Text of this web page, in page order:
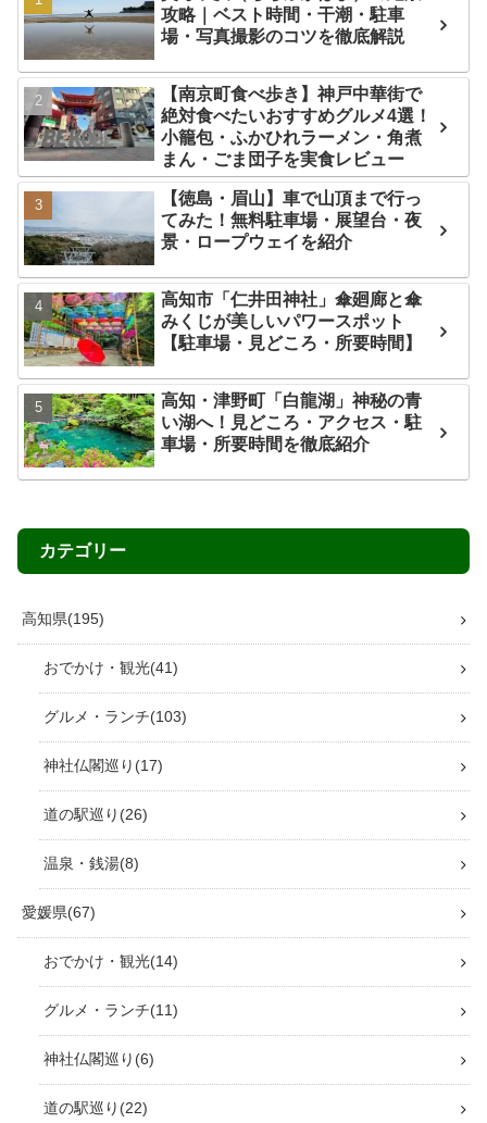
攻略｜ベスト時間・干潮・駐車
場・写真撮影のコツを徹底解説
【南京町食べ歩き】神戸中華街で
絶対食べたいおすすめグルメ4選！
小籠包・ふかひれラーメン・角煮
まん・ごま団子を実食レビュー
【徳島・眉山】車で山頂まで行っ
てみた！無料駐車場・展望台・夜
景・ロープウェイを紹介
高知市「仁井田神社」傘廻廊と傘
みくじが美しいパワースポット
【駐車場・見どころ・所要時間】
高知・津野町「白龍湖」神秘の青
い湖へ！見どころ・アクセス・駐
車場・所要時間を徹底紹介
カテゴリー
高知県 195
おでかけ・観光 41
グルメ・ランチ 103
神社仏閣巡り 17
道の駅巡り 26
温泉・銭湯 8
愛媛県 67
おでかけ・観光 14
グルメ・ランチ 11
神社仏閣巡り 6
道の駅巡り 22